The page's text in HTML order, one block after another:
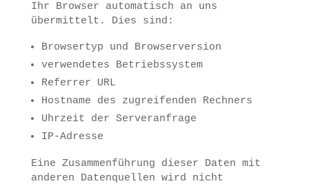
Ihr Browser automatisch an uns
übermittelt. Dies sind:
Browsertyp und Browserversion
verwendetes Betriebssystem
Referrer URL
Hostname des zugreifenden Rechners
Uhrzeit der Serveranfrage
IP-Adresse
Eine Zusammenführung dieser Daten mit
anderen Datenquellen wird nicht